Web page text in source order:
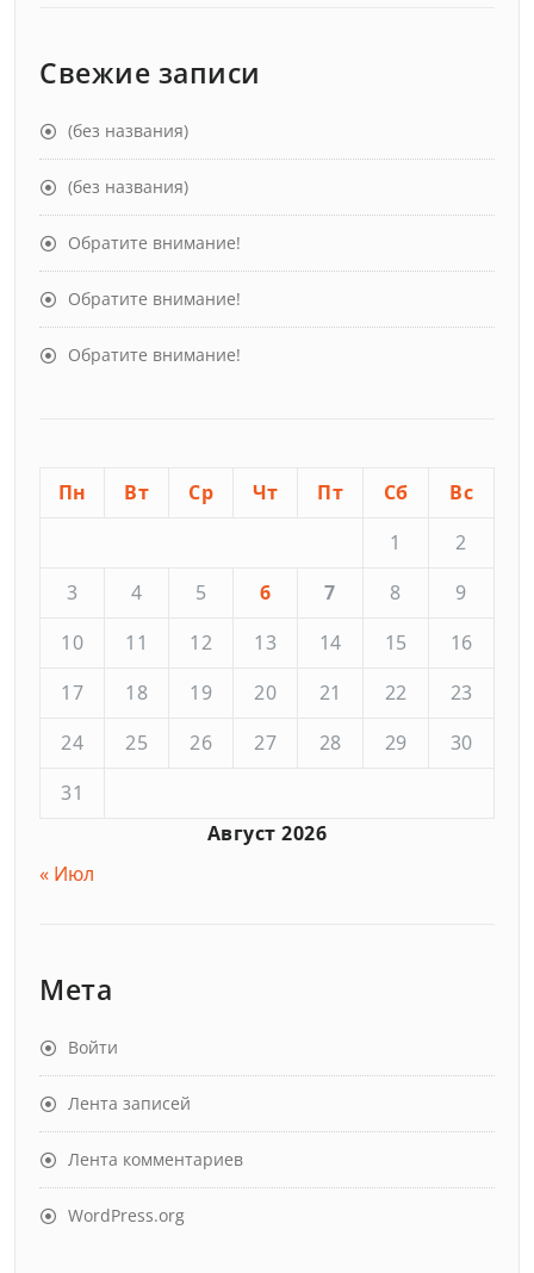
Свежие записи
(без названия)
(без названия)
Обратите внимание!
Обратите внимание!
Обратите внимание!
Август 2026
Пн Вт Ср Чт Пт Сб
Вс
1
2
3
4 5 6 7 8
9
10
11 12 13 14 15
16
17
18 19 20 21 22
23
24
25 26 27 28 29
30
31
« Июл
Мета
Войти
Лента записей
Лента комментариев
WordPress.org